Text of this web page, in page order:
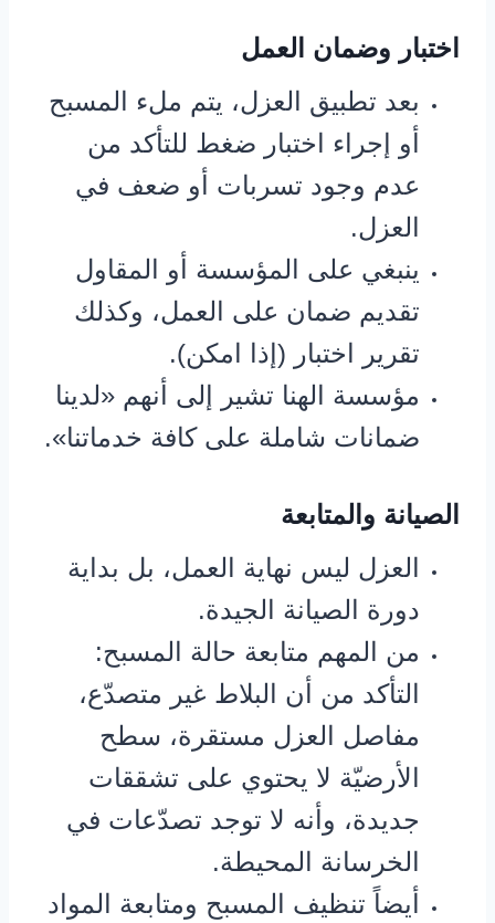
اختبار وضمان العمل
بعد تطبيق العزل، يتم ملء المسبح
أو إجراء اختبار ضغط للتأكد من
عدم وجود تسربات أو ضعف في
العزل.
ينبغي على المؤسسة أو المقاول
تقديم ضمان على العمل، وكذلك
تقرير اختبار (إذا امكن).
مؤسسة الهنا تشير إلى أنهم «لدينا
ضمانات شاملة على كافة خدماتنا».
الصيانة والمتابعة
العزل ليس نهاية العمل، بل بداية
دورة الصيانة الجيدة.
من المهم متابعة حالة المسبح:
التأكد من أن البلاط غير متصدّع،
مفاصل العزل مستقرة، سطح
الأرضيّة لا يحتوي على تشققات
جديدة، وأنه لا توجد تصدّعات في
الخرسانة المحيطة.
أيضاً تنظيف المسبح ومتابعة المواد